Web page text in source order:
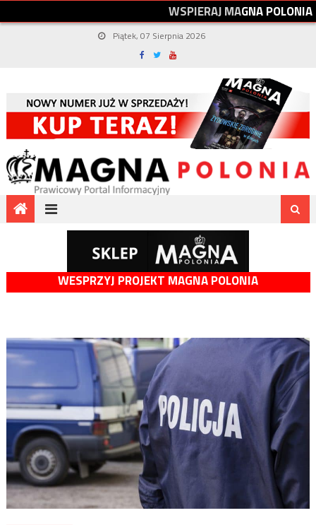
WSPIERAJMAGNAPOLONIA
Piątek, 07 Sierpnia 2026
WESPRZYJ PROJEKT MAGNA POLONIA